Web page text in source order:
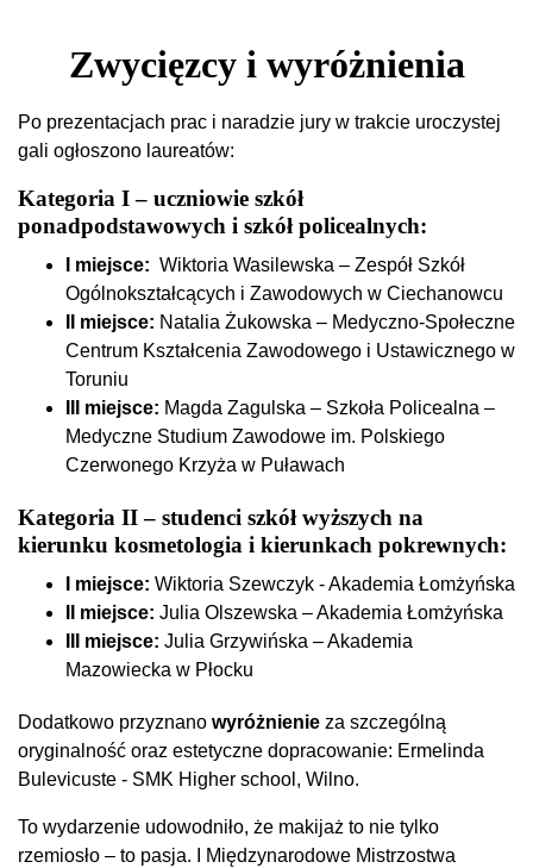
Zwycięzcy i wyróżnienia
Po prezentacjach prac i naradzie jury w trakcie uroczystej
gali ogłoszono laureatów:
Kategoria I – uczniowie szkół
ponadpodstawowych i szkół policealnych:
I miejsce: Wiktoria Wasilewska – Zespół Szkół
Ogólnokształcących i Zawodowych w Ciechanowcu
II miejsce: Natalia Żukowska – Medyczno-Społeczne
Centrum Kształcenia Zawodowego i Ustawicznego w
Toruniu
III miejsce: Magda Zagulska – Szkoła Policealna –
Medyczne Studium Zawodowe im. Polskiego
Czerwonego Krzyża w Puławach
Kategoria II – studenci szkół wyższych na
kierunku kosmetologia i kierunkach pokrewnych:
I miejsce: Wiktoria Szewczyk - Akademia Łomżyńska
II miejsce: Julia Olszewska – Akademia Łomżyńska
III miejsce: Julia Grzywińska – Akademia
Mazowiecka w Płocku
Dodatkowo przyznano wyróżnienie za szczególną
oryginalność oraz estetyczne dopracowanie: Ermelinda
Bulevicuste - SMK Higher school, Wilno.
To wydarzenie udowodniło, że makijaż to nie tylko
rzemiosło – to pasja. I Międzynarodowe Mistrzostwa